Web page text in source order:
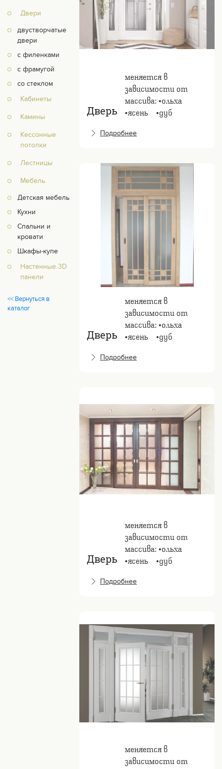
Двери
двустворчатые
двери
с филенками
с фрамугой
со стеклом
Кабинеты
Камины
Кессонные
потолки
Лестницы
Мебель
Детская мебель
Кухни
Спальни и
кровати
Шкафы-купе
Настенные 3D
панели
<< Вернуться в
каталог
Дверь
меняется в
зависимости от
массива: •ольха
•ясень⠀ •дуб
Подробнее
Дверь
меняется в
зависимости от
массива: •ольха
•ясень⠀ •дуб
Подробнее
Дверь
меняется в
зависимости от
массива: •ольха
•ясень⠀ •дуб
Подробнее
меняется в
зависимости от